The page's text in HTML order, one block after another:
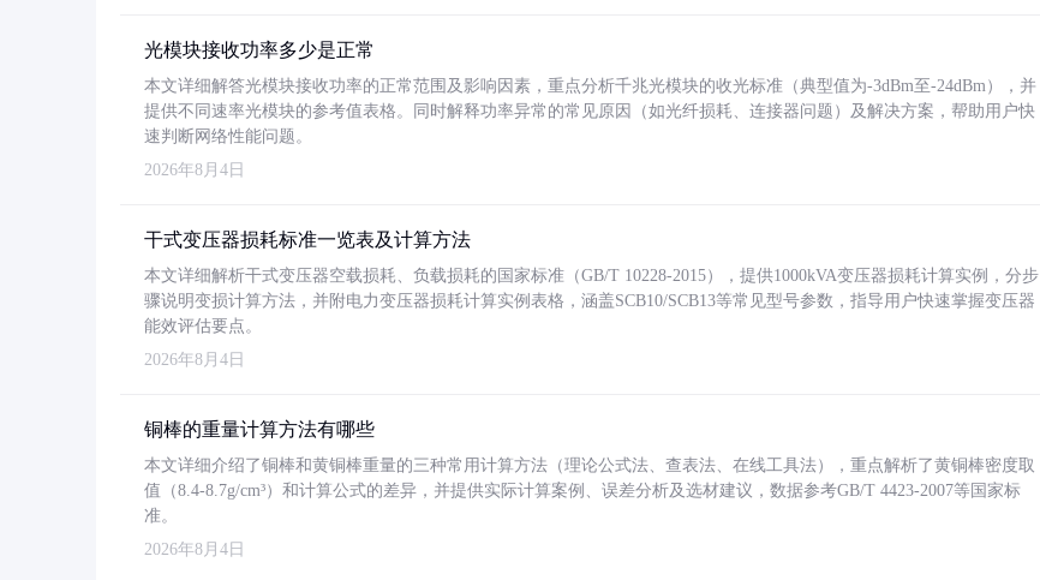
光模块接收功率多少是正常
本文详细解答光模块接收功率的正常范围及影响因素，重点分析千兆光模块的收光标准（典型值为-3dBm至-24dBm），并
提供不同速率光模块的参考值表格。同时解释功率异常的常见原因（如光纤损耗、连接器问题）及解决方案，帮助用户快
速判断网络性能问题。
2026年8月4日
干式变压器损耗标准一览表及计算方法
本文详细解析干式变压器空载损耗、负载损耗的国家标准（GB/T 10228-2015），提供1000kVA变压器损耗计算实例，分步
骤说明变损计算方法，并附电力变压器损耗计算实例表格，涵盖SCB10/SCB13等常见型号参数，指导用户快速掌握变压器
能效评估要点。
2026年8月4日
铜棒的重量计算方法有哪些
本文详细介绍了铜棒和黄铜棒重量的三种常用计算方法（理论公式法、查表法、在线工具法），重点解析了黄铜棒密度取
值（8.4-8.7g/cm³）和计算公式的差异，并提供实际计算案例、误差分析及选材建议，数据参考GB/T 4423-2007等国家标
准。
2026年8月4日